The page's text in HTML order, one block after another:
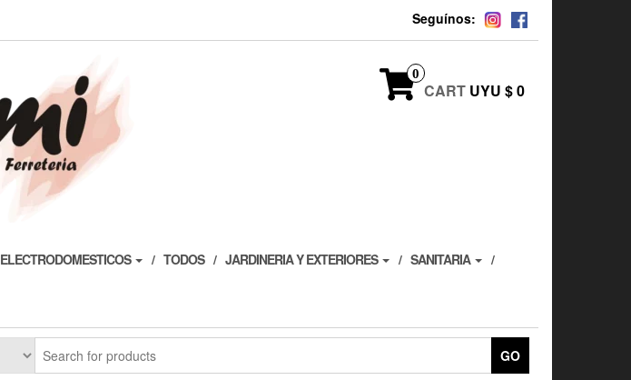
Seguínos:
0
CART UYU $ 0
ELECTRODOMESTICOS TODOS JARDINERIA Y EXTERIORES SANITARIA
GO